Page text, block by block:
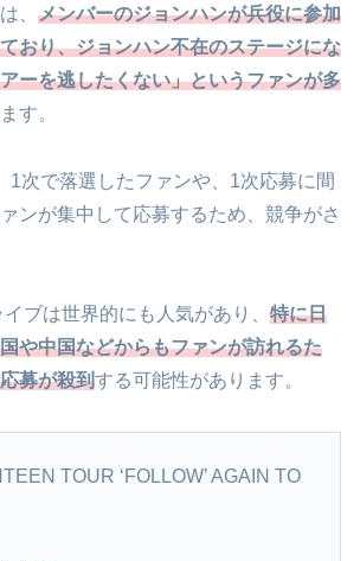
、 メンバーのジョンハンが兵役に参加
おり、ジョンハン不在のステージにな
ーを逃したくない」というファンが多
す。
1次で落選したファンや、1次応募に間
ンが集中して応募するため、競争がさ
ブは世界的にも人気があり、 特に日
や中国などからもファンが訪れるた
募が殺到する可能性があります。
TOUR ‘FOLLOW’ AGAIN TO